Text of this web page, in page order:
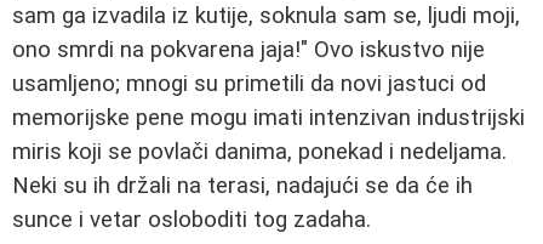
sam ga izvadila iz kutije, soknula sam se, ljudi moji,
ono smrdi na pokvarena jaja!" Ovo iskustvo nije
usamljeno; mnogi su primetili da novi jastuci od
memorijske pene mogu imati intenzivan industrijski
miris koji se povlači danima, ponekad i nedeljama.
Neki su ih držali na terasi, nadajući se da će ih
sunce i vetar osloboditi tog zadaha.